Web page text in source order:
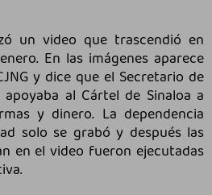
un video que trascendió en
En las imágenes aparece
y dice que el Secretario de
al Cártel de Sinaloa a
y dinero. La dependencia
solo se grabó y después las
en el video fueron ejecutadas